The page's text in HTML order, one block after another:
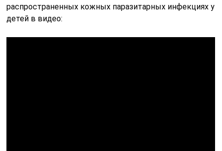
распространенных кожных паразитарных инфекциях у
детей в видео: